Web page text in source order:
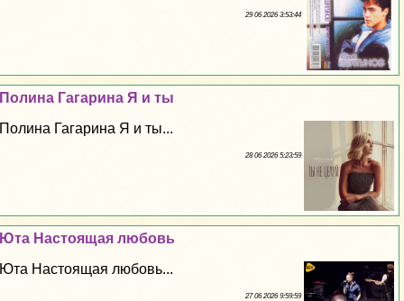
29 06 2026 3:53:44
Полина Гагарина Я и ты
Полина Гагарина Я и ты...
28 06 2026 5:23:59
Юта Настоящая любовь
Юта Настоящая любовь...
27 06 2026 9:59:59